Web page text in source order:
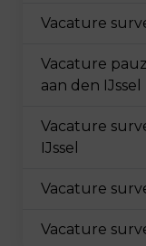
Vacature
Vacature
aan den IJssel
Vacature
IJssel
Vacature
Vacature